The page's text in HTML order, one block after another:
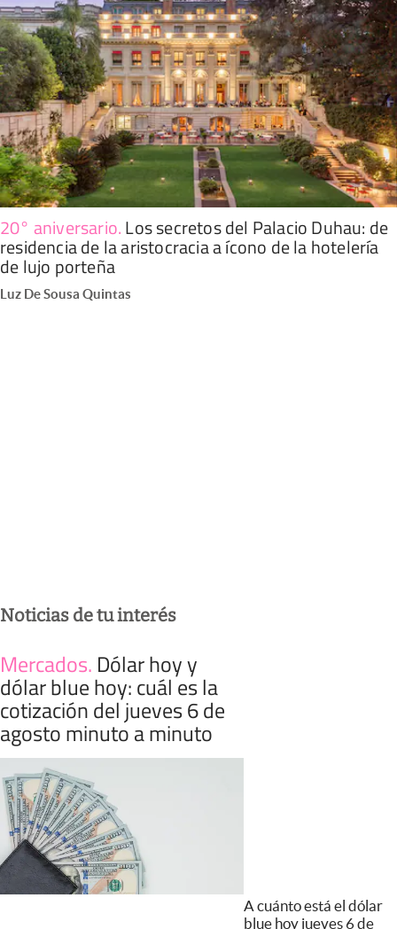
20° aniversario.Los secretos del Palacio Duhau: de
residencia de la aristocracia a ícono de la hotelería
de lujo porteña
Luz De Sousa Quintas
Noticias de tu interés
Mercados. Dólar hoy y
dólar blue hoy: cuál es la
cotización del jueves 6 de
agosto minuto a minuto
A cuánto está el dólar
blue hoy jueves 6 de